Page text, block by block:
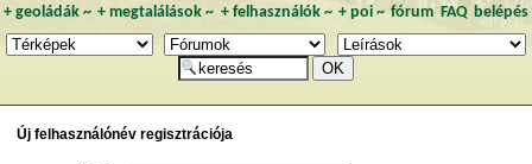
+ geoládák~ +megtalálások ~ + felhasználók~ + poi~ fórum FAQ belépés
Új felhasználónév regisztrációja